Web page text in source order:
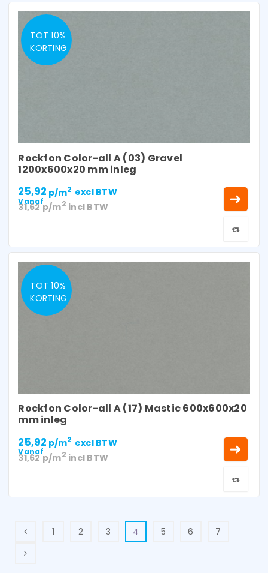
TOT 10%
KORTING
Rockfon Color-all A (03) Gravel
1200x600x20 mm inleg
Vanaf
25,92 p/m2 excl BTW
31,62p/m2 incl BTW
TOT 10%
KORTING
Rockfon Color-all A (17) Mastic 600x600x20
mm inleg
Vanaf
25,92 p/m2 excl BTW
31,62p/m2 incl BTW
1 2 3 4 5 6 7